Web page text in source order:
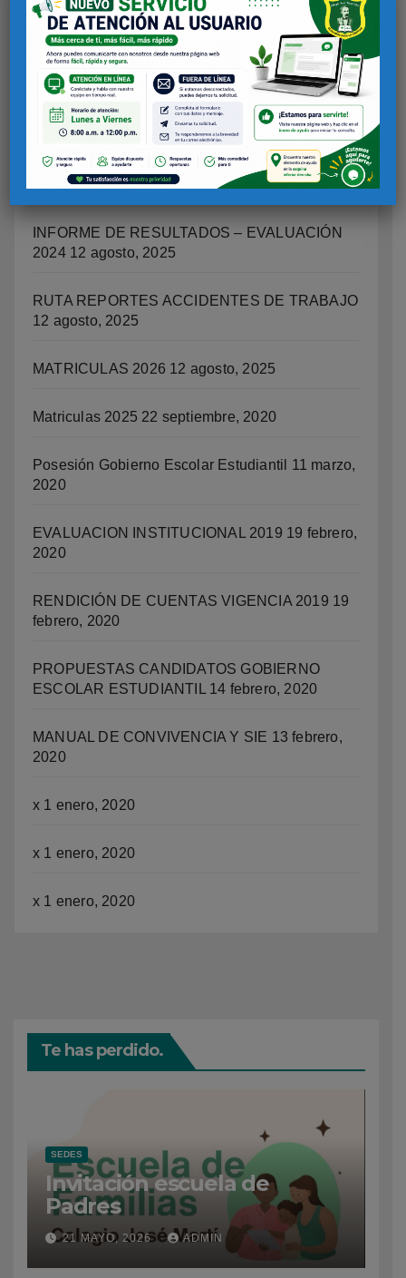
SOCIOEMOCIONAL, CIUDADANA Y
ESCUELAS COMO TERRTORIOS DE PAZ. 12
agosto, 2025
IMPLICACIONES LEGALES Y
RESPONSABILIDADES DE LOS PADRES DE
FAMILIA SOBRE LAS ACCIONESO DELITOS
COMETIDOS POR LOS ESTUDIANTES 12
agosto, 2025
INFORME DE RESULTADOS – EVALUACIÓN
2024 12 agosto, 2025
RUTA REPORTES ACCIDENTES DE TRABAJO
12 agosto, 2025
MATRICULAS 2026 12 agosto, 2025
Matriculas 2025 22 septiembre, 2020
Posesión Gobierno Escolar Estudiantil
11 marzo,
2020
EVALUACION INSTITUCIONAL 2019 19 febrero,
2020
RENDICIÓN DE CUENTAS VIGENCIA 2019 19
febrero, 2020
PROPUESTAS CANDIDATOS GOBIERNO
ESCOLAR ESTUDIANTIL 14 febrero, 2020
MANUAL DE CONVIVENCIA Y SIE 13 febrero,
2020
x 1 enero, 2020
x 1 enero, 2020
x 1 enero, 2020
Te has perdido.
SEDES
Invitación escuela de
Padres
21 MAYO, 2026 ADMIN